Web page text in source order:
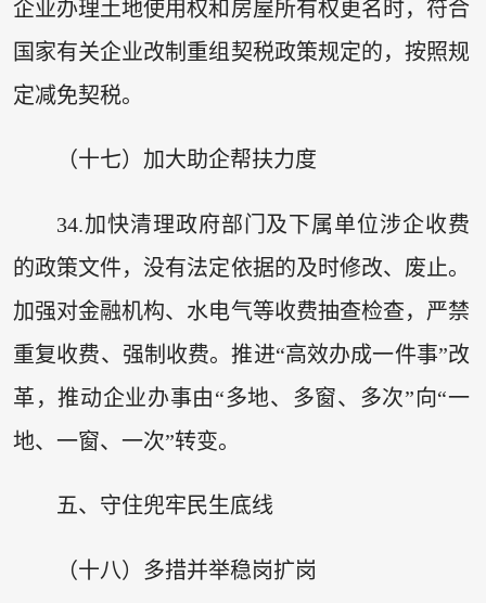
企业办理土地使用权和房屋所有权更名时，符合
国家有关企业改制重组契税政策规定的，按照规
定减免契税。
（十七）加大助企帮扶力度
34.加快清理政府部门及下属单位涉企收费
的政策文件，没有法定依据的及时修改、废止。
加强对金融机构、水电气等收费抽查检查，严禁
重复收费、强制收费。推进“高效办成一件事”改
革，推动企业办事由“多地、多窗、多次”向“一
地、一窗、一次”转变。
五、守住兜牢民生底线
（十八）多措并举稳岗扩岗